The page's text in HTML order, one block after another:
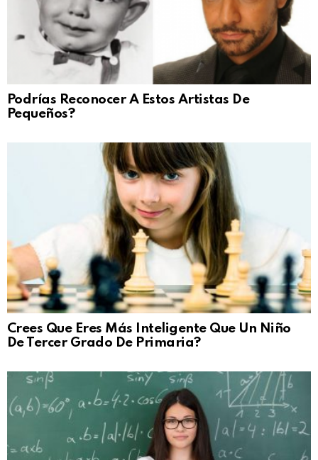
Podrías Reconocer A Estos Artistas De
Pequeños?
Crees Que Eres Más Inteligente Que Un Niño
De Tercer Grado De Primaria?